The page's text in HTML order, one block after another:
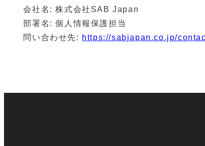
会社名: 株式会社SAB Japan
部署名: 個⼈情報保護担当
問い合わせ先: https://sabjapan.co.jp/